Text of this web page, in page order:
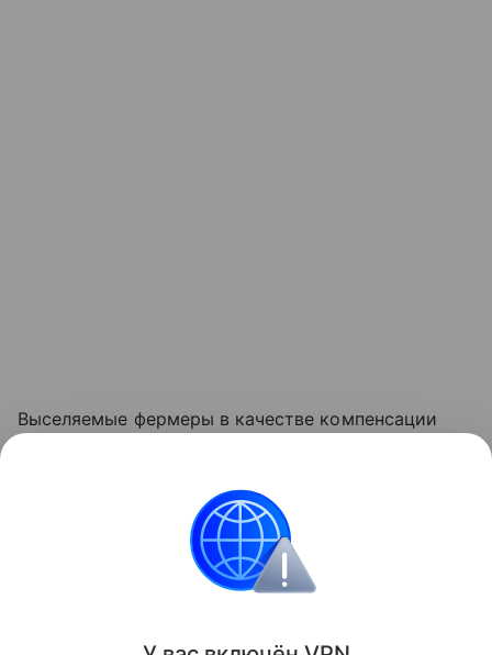
Выселяемые фермеры в качестве компенсации
на несколько месяцев. Один из фермеров отметил,
что за отказ от земли может получить не олее 3,2
тысячи долларов — сумма меньше средней